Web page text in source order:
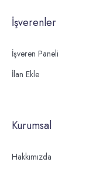
İşverenler
İşveren Paneli
İlan Ekle
Kurumsal
Hakkımızda